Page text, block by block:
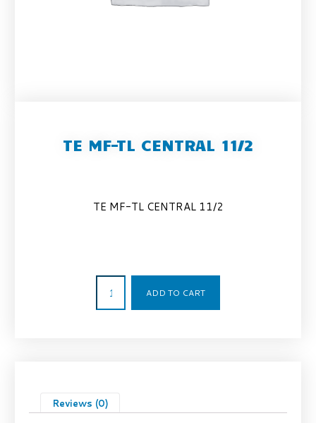
TE MF-TL CENTRAL 11/2
TE MF-TL CENTRAL 11/2
ADD TO CART
Reviews (0)